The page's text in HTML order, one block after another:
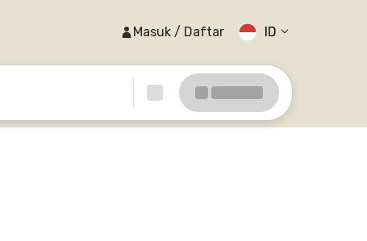
Masuk / Daftar ID